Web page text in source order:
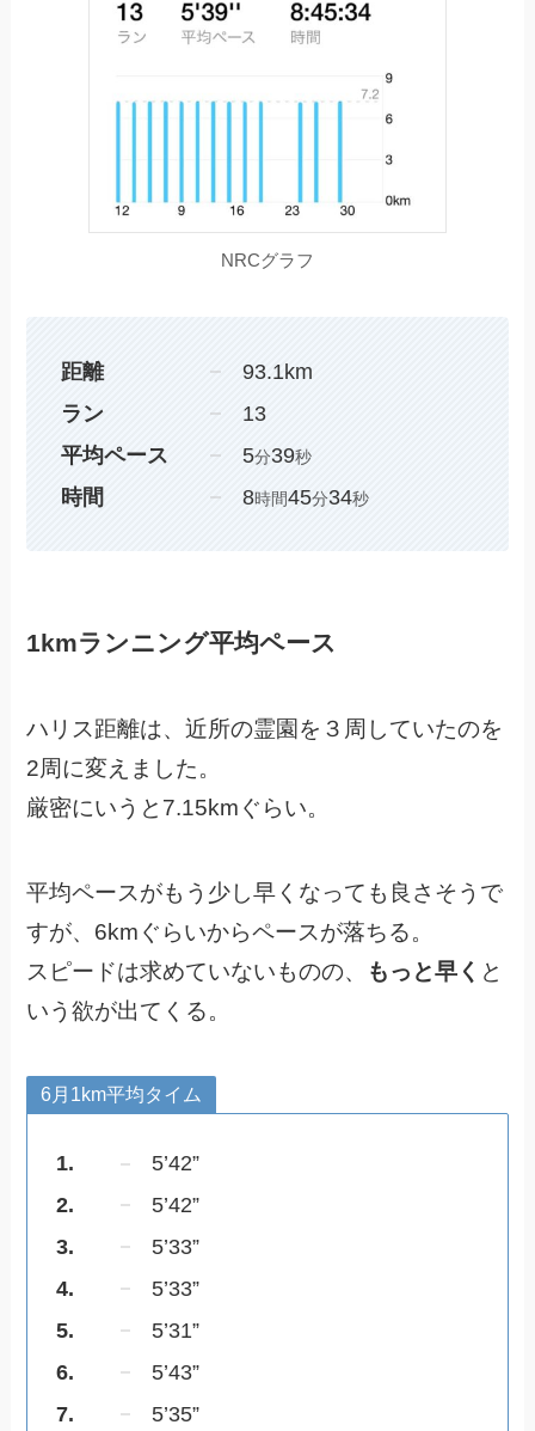
NRCグラフ
距離
93.1km
ラン
13
平均ペース
5分39秒
時間 8時間45分34秒
1kmランニング平均ペース
ハリス距離は、近所の霊園を３周していたのを
2周に変えました。
厳密にいうと7.15kmぐらい。
平均ペースがもう少し早くなっても良さそうで
すが、6kmぐらいからペースが落ちる。
スピードは求めていないものの、
もっと早く と
いう欲が出てくる。
6月1km平均タイム
1.
5’42”
2.
5’42”
3.
5’33”
4.
5’33”
5.
5’31”
6.
5’43”
7.
5’35”